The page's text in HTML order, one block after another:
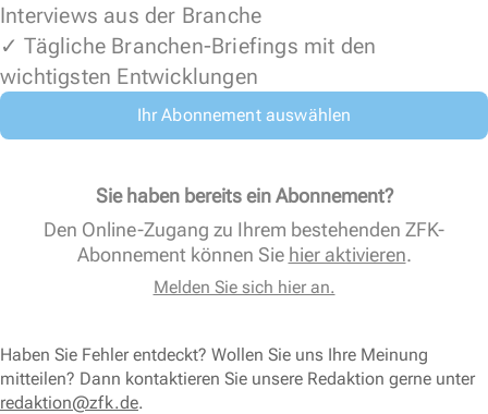
Interviews aus der Branche
✓ Tägliche Branchen-Briefings mit den
wichtigsten Entwicklungen
Ihr Abonnement auswählen
Sie haben bereits ein Abonnement?
Den Online-Zugang zu Ihrem bestehenden ZFK-
Abonnement können Sie hier aktivieren.
Melden Sie sich hier an.
Haben Sie Fehler entdeckt? Wollen Sie uns Ihre Meinung
mitteilen? Dann kontaktieren Sie unsere Redaktion gerne unter
redaktion@zfk.de.